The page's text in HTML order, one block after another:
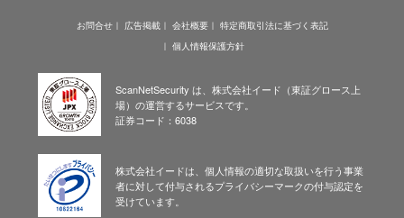
お問合せ 広告掲載 会社概要
特定商取引法に基づく表記
個人情報保護方針
ScanNetSecurity は、株式会社イード（東証グロース上
場）の運営するサービスです。
証券コード：6038
株式会社イードは、個人情報の適切な取扱いを行う事業
者に対して付与されるプライバシーマークの付与認定を
受けています。